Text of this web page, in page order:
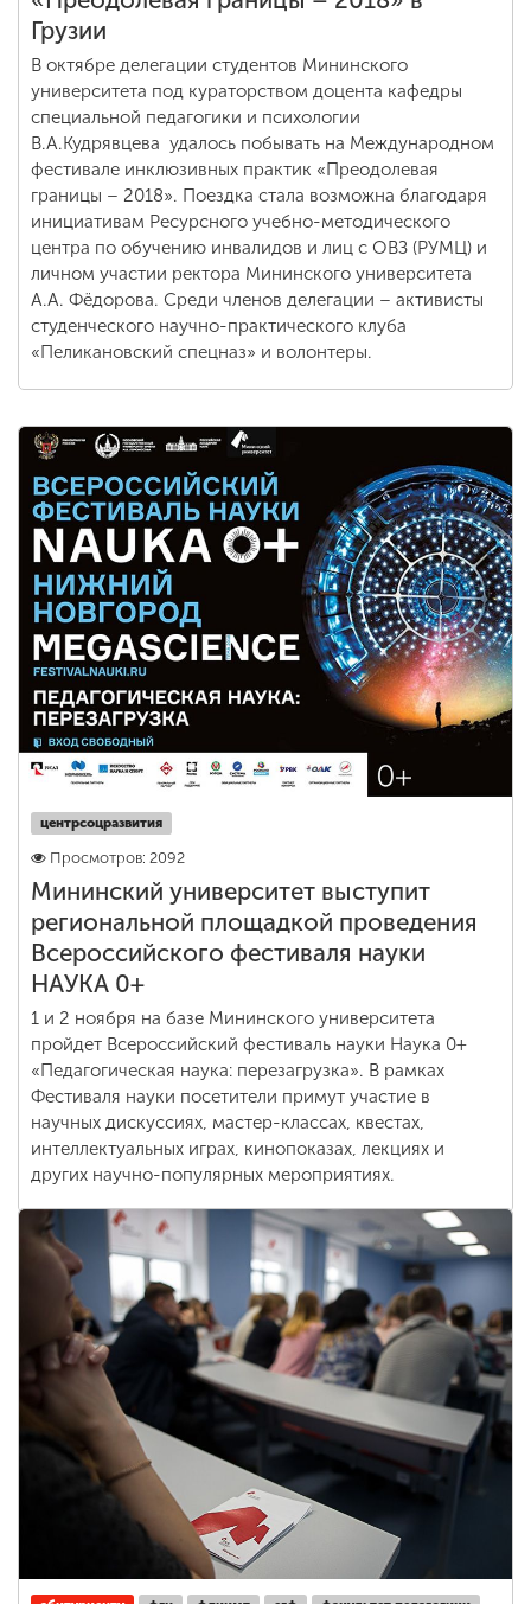
Грузии
В октябре делегации студентов Мининского
университета под кураторством доцента кафедры
специальной педагогики и психологии
В.А.Кудрявцева удалось побывать на Международном
фестивале инклюзивных практик «Преодолевая
границы – 2018». Поездка стала возможна благодаря
инициативам Ресурсного учебно-методического
центра по обучению инвалидов и лиц с ОВЗ (РУМЦ) и
личном участии ректора Мининского университета
А.А. Фёдорова. Среди членов делегации – активисты
студенческого научно-практического клуба
«Пеликановский спецназ» и волонтеры.
центрсоцразвития
Просмотров: 2092
Мининский университет выступит
региональной площадкой проведения
Всероссийского фестиваля науки
НАУКА 0+
1 и 2 ноября на базе Мининского университета
пройдет Всероссийский фестиваль науки Наука 0+
«Педагогическая наука: перезагрузка». В рамках
Фестиваля науки посетители примут участие в
научных дискуссиях, мастер-классах, квестах,
интеллектуальных играх, кинопоказах, лекциях и
других научно-популярных мероприятиях.